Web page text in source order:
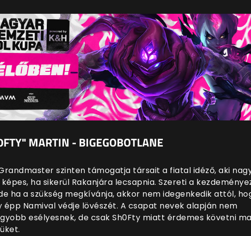
MARTIN - BIGEGOBOTLANE
szinten támogatja társait a fiatal idéző, aki
ha sikerül Rakanjára lecsapnia. Szereti a
ha a szükség megkívánja, akkor nem idegenkedik attól,
épp Namival védje lövészét. A csapat nevek alapján nem
esélyesnek, de csak Sh0Fty miatt érdemes követni